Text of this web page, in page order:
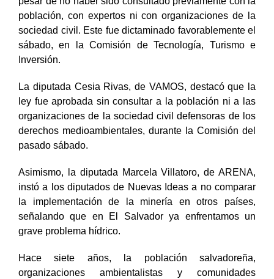
población, con expertos ni con organizaciones de la
sociedad civil. Este fue dictaminado favorablemente el
sábado, en la Comisión de Tecnología, Turismo e
Inversión.
La diputada Cesia Rivas, de VAMOS, destacó que la
ley fue aprobada sin consultar a la población ni a las
organizaciones de la sociedad civil defensoras de los
derechos medioambientales, durante la Comisión del
pasado sábado.
Asimismo, la diputada Marcela Villatoro, de ARENA,
instó a los diputados de Nuevas Ideas a no comparar
la implementación de la minería en otros países,
señalando que en El Salvador ya enfrentamos un
grave problema hídrico.
Hace siete años, la población salvadoreña,
organizaciones ambientalistas y comunidades